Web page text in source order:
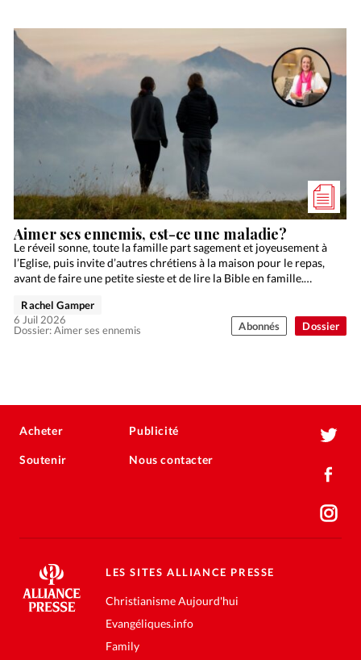
Dossier
Aimer ses ennemis, est-ce une maladie?
Le réveil sonne, toute la famille part sagement et joyeusement à
l’Eglise, puis invite d’autres chrétiens à la maison pour le repas,
avant de faire une petite sieste et de lire la Bible en famille.…
Dossier: Aimer ses ennemis
Rachel Gamper
6 Juil 2026
Abonnés
Acheter
Soutenir
Publicité
Nous contacter
LES SITES ALLIANCE PRESSE
Christianisme Aujourd'hui
Evangéliques.info
Family